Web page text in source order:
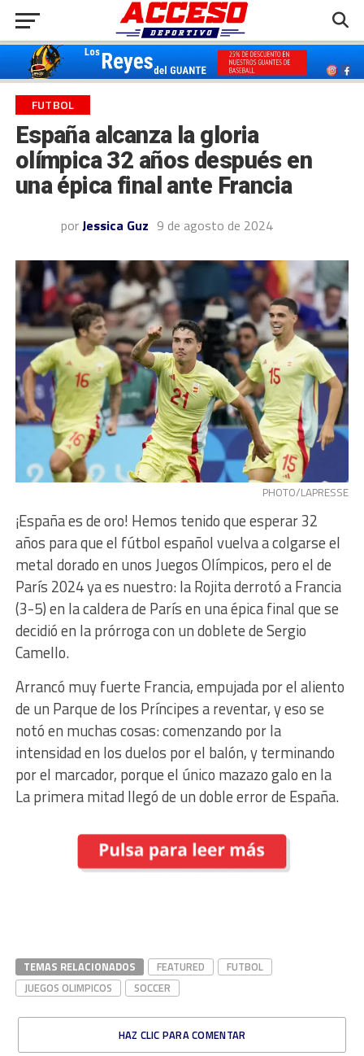
FUTBOL
España alcanza la gloria
olímpica 32 años después en
una épica final ante Francia
porJessica Guz 9 de agosto de 2024
PHOTO/LAPRESSE
¡España es de oro! Hemos tenido que esperar 32
años para que el fútbol español vuelva a colgarse el
metal dorado en unos Juegos Olímpicos, pero el de
París 2024 ya es nuestro: la Rojita derrotó a Francia
(3-5) en la caldera de París en una épica final que se
decidió en la prórroga con un doblete de Sergio
Camello.
Arrancó muy fuerte Francia, empujada por el aliento
de un Parque de los Príncipes a reventar, y eso se
notó en muchas cosas: comenzando por la
intensidad en los duelos por el balón, y terminando
por el marcador, porque el único mazazo galo en la
La primera mitad llegó de un doble error de España.
TEMAS RELACIONADOS FEATURED
FUTBOL
JUEGOS OLIMPICOS
SOCCER
HAZ CLIC PARA COMENTAR